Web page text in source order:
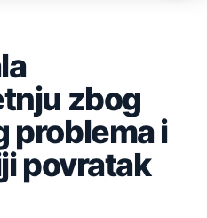
zbog
problema i
povratak